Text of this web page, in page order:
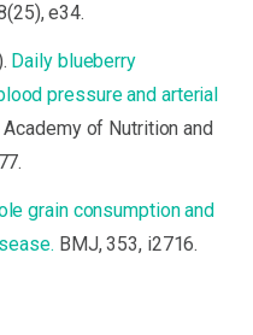
e34.
Daily blueberry
pressure and arterial
of Nutrition and
grain consumption and
BMJ, 353, i2716.